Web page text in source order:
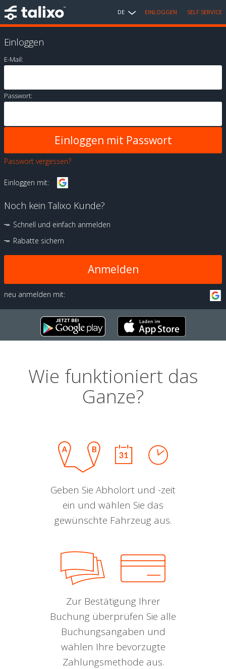
DE EINLOGGEN SELF SERVICE
Einloggen
E-Mail:
Passwort:
Passwort vergessen?
Einloggen mit:
Noch kein Talixo Kunde?
Schnell und einfach anmelden
Rabatte sichern
Anmelden
neu anmelden mit:
Wie funktioniert das
Ganze?
Geben Sie Abholort und -zeit
ein und wählen Sie das
gewünschte Fahrzeug aus.
Zur Bestätigung Ihrer
Buchung überprüfen Sie alle
Buchungsangaben und
wählen Ihre bevorzugte
Zahlungsmethode aus.